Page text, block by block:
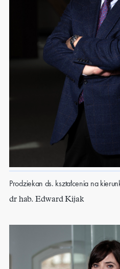
Prodziekan ds. kształcenia na
dr hab. Edward Kijak